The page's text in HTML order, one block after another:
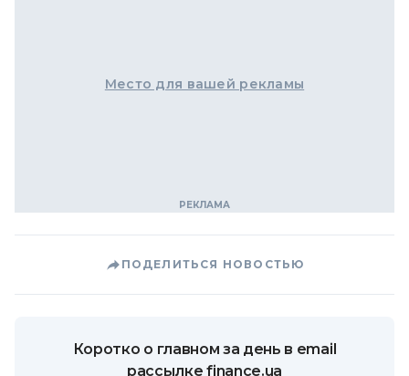
Место для вашей рекламы
ПОДЕЛИТЬСЯ НОВОСТЬЮ
Коротко о главном за день в email
рассылке finance.ua